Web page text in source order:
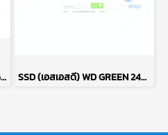
SSD (เอสเอสดี) PNY CS900 960GB (ของใหม่) P09697 SSD (เอสเอสดี) WD GREEN 240GB SATA 2.5 (ของใหม่) P17675